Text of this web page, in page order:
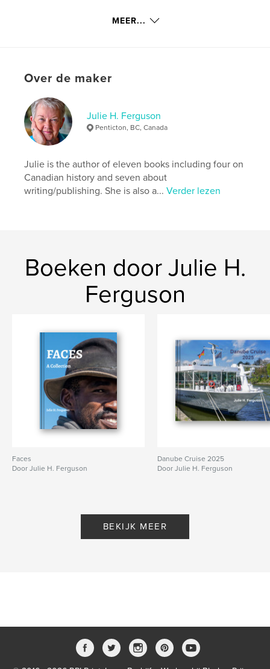
Datum publiceren:
Trefwoorden
photoshoots , best images , collection
MEER...
Over de maker
Julie H. Ferguson
Penticton, BC, Canada
Julie is the author of eleven books including four on
Canadian history and seven about
writing/publishing. She is also a...Verder lezen
Boeken door Julie H.
Ferguson
Faces
Door Julie H. Ferguson
Danube Cruise 2025
Door Julie H. Ferguson
BEKIJK MEER